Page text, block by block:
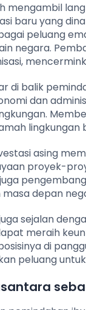
mengambil
baru yang
peluang
negara.
di balik
dan
asing
proyek-
depan
sejalan
meraih
di
peluang